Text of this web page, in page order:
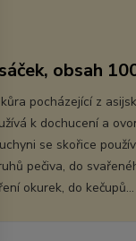
obsah
kůra pocházející z
k dochucení a
se skořice
pečiva, do
okurek, do kečupů...